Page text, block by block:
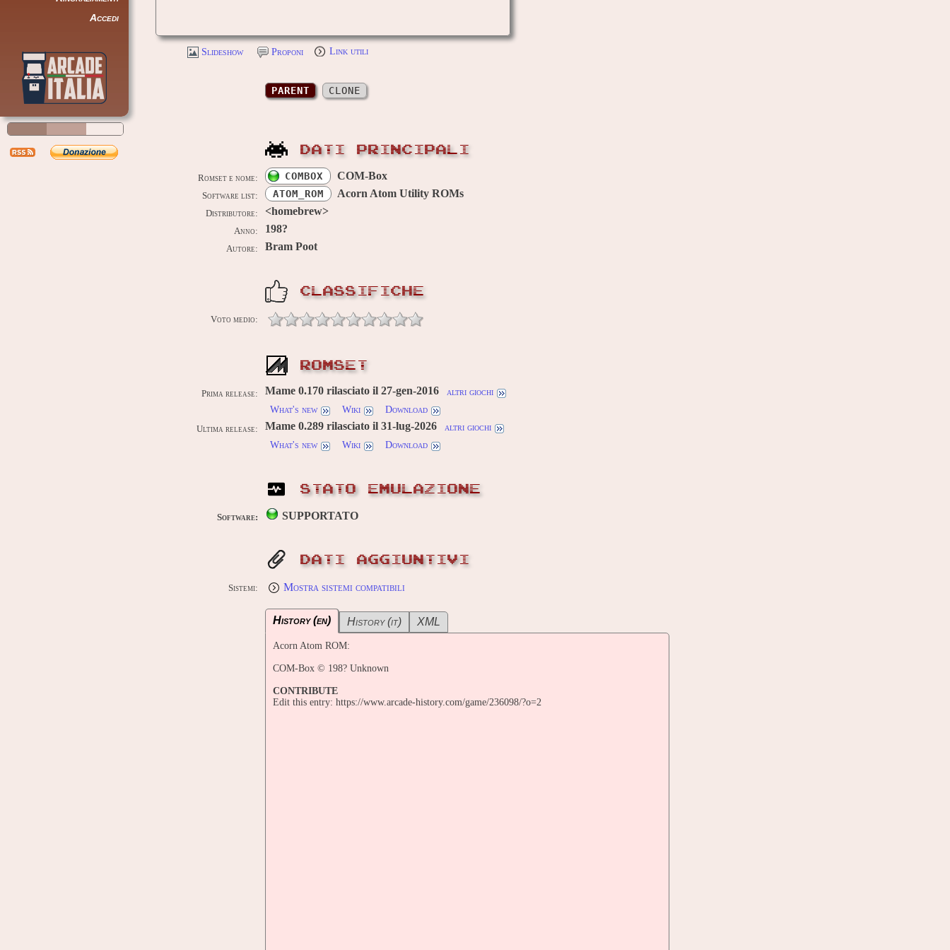
Accedi
Slideshow Proponi Link utili
PARENT CLONE
DATI PRINCIPALI
Romset e nome: COMBOX COM-Box
Software list: ATOM_ROM Acorn Atom Utility ROMs
Distributore: <homebrew>
Anno: 198?
Autore: Bram Poot
CLASSIFICHE
Voto medio:
ROMSET
Prima release: Mame 0.170 rilasciato il 27-gen-2016
altri giochi
What's new
Wiki Download
Ultima release: Mame 0.289 rilasciato il 31-lug-2026
altri giochi
What's new
Wiki Download
STATO EMULAZIONE
Software: SUPPORTATO
DATI AGGIUNTIVI
Sistemi: Mostra sistemi compatibili
History (en) History (it) XML
Acorn Atom ROM:
COM-Box © 198? Unknown
CONTRIBUTE
Edit this entry: https://www.arcade-history.com/game/236098/?o=2